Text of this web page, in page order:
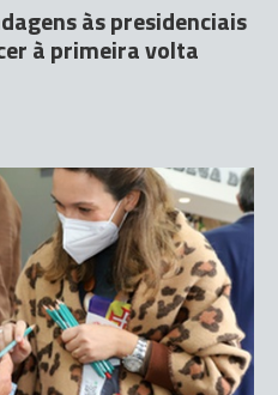
às presidenciais
à primeira volta